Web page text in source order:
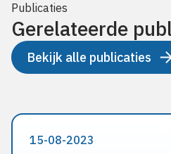
Publicaties
Gerelateerde
Bekijk alle publicaties
15-08-2023